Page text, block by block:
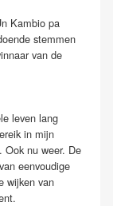
Kambio pa
stemmen
van de
leven lang
in mijn
Ook nu weer. De
eenvoudige
wijken van